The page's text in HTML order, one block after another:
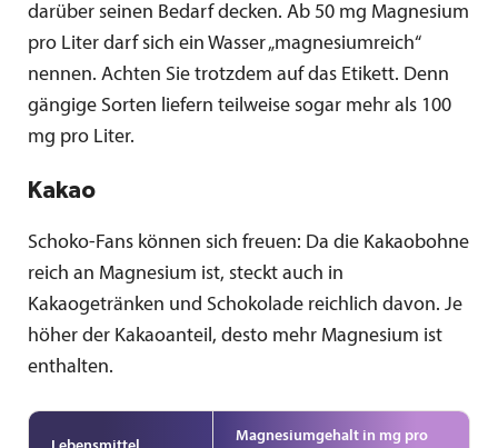
darüber seinen Bedarf decken. Ab 50 mg Magnesium
pro Liter darf sich ein Wasser „magnesiumreich“
nennen. Achten Sie trotzdem auf das Etikett. Denn
gängige Sorten liefern teilweise sogar mehr als 100
mg pro Liter.
Kakao
Schoko-Fans können sich freuen: Da die Kakaobohne
reich an Magnesium ist, steckt auch in
Kakaogetränken und Schokolade reichlich davon. Je
höher der Kakaoanteil, desto mehr Magnesium ist
enthalten.
Magnesium­gehalt in mg pro